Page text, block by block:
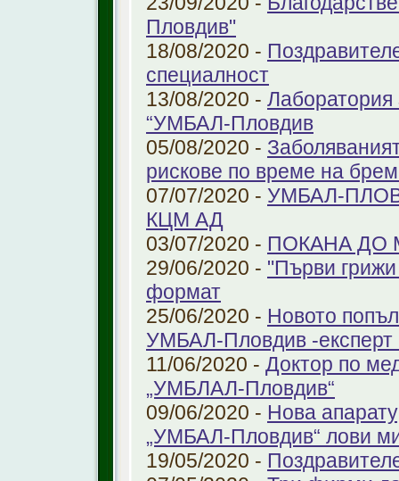
Пловдив"
18/08/2020 -
специалност
13/08/2020 - Лаборатория
“УМБАЛ-Пловдив
05/08/2020 -
рискове по време на
07/07/2020 - УМБАЛ-
КЦМ АД
03/07/2020 - ПОКАНА ДО
29/06/2020 - "Първи
формат
25/06/2020 - Новото
УМБАЛ-Пловдив -експерт
11/06/2020 - Доктор по
„УМБЛАЛ-Пловдив“
09/06/2020 - Нова
„УМБАЛ-Пловдив“ лови
19/05/2020 -